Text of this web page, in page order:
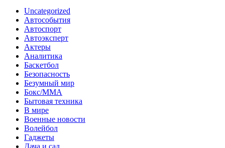
Uncategorized
Автособытия
Автоспорт
Автоэксперт
Актеры
Аналитика
Баскетбол
Безопасность
Безумный мир
Бокс/MMA
Бытовая техника
В мире
Военные новости
Волейбол
Гаджеты
Дача и сад